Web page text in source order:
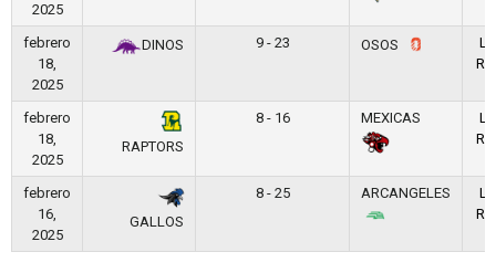
2025
febrero
18,
2025
DINOS 9 - 23 OSOS
febrero
18,
2025
RAPTORS
8 - 16 MEXICAS
febrero
16,
2025
GALLOS
8 - 25 ARCANGELES